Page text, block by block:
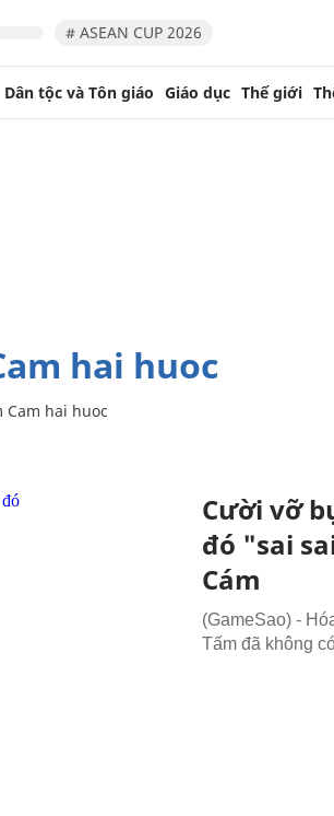
# ASEAN CUP 2026
Dân tộc và Tôn giáo Giáo dục Thế giới
hai huoc
Cam hai huoc
Cười vỡ
đó "sai
Cám
(GameSao) -
Tấm đã không